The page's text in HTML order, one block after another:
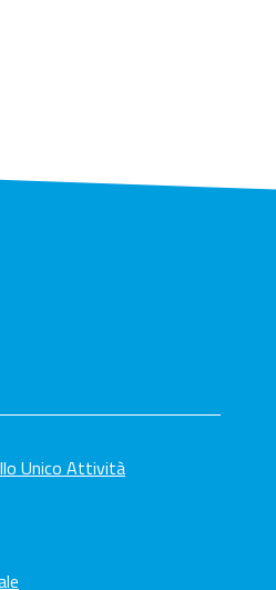
Unico Attività